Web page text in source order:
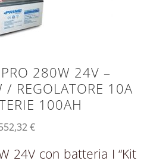
PRO 280W 24V –
REGOLATORE 10A
100AH
€
24V con batteria I “Kit